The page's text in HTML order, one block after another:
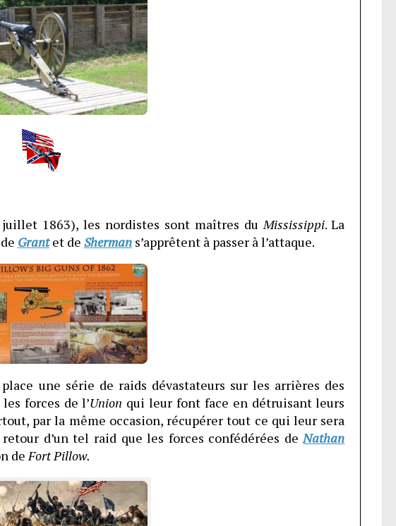
1863), les nordistes sont maîtres duMississippi. La
Grantet de Shermans’apprêtent à passer à l’attaque.
une série de raids dévastateurs sur les arrières des
forces de l’Union qui leur font face en détruisant leurs
par la même occasion, récupérer tout ce qui leur sera
retour d’un tel raid que les forces confédérées deNathan
deFort Pillow.